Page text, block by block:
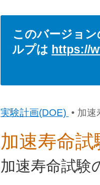
このバージョ
ルプは https://
実験計画(DOE) • 加
加速寿命試
加速寿命試験